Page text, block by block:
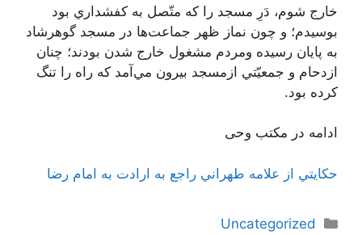
خارج شوم، دَرِ مسجد را كه متّصل به كفشداري بود
بوسيدم؛ و چون نماز ظهر جماعت‌ها در مسجد گوهرشاد
به پايان رسيده ومردم مشغول خارج شدن بودند؛ چنان
ازدحام و جمعيّتي ازمسجد بيرون مي‌آمد كه راه را تنگ
كرده بود.
ادامه در مکتب وحی
حكايتي از علامه طهراني راجع به ارادت به امام رضا
دسته‌ها
Uncategorized